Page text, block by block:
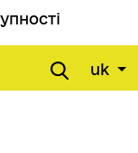
uk